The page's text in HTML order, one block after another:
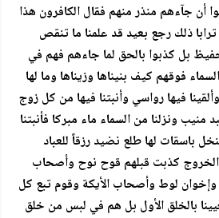
أن جآءهم منذر منهم فقال الكافرون هذا
ذلك رجع بعيد قد علمنا ما تنقص
بل كذبوا بالحق لما جاءهم فهم في
فوقهم كيف بنيناها وزيناها وما لها
فيها رواسي وأنبتنا فيها من كل زوج
ونزلنا من السماء ماء مبركا فأنبتنا
باسقات لها طلع نضيد رزقاً للعباد
الخروج كذبت قبلهم قوح نوح وأصحاب
لوط وأصحاب الأيكة وقوم تبع كل
بالخلق الأول بل هم في لبس من خلق